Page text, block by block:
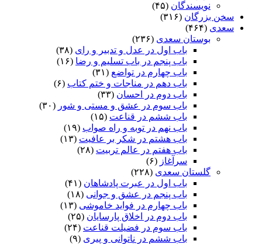
نویسندگان (۴۵)
سخن بزرگان (۳۱۶)
سعدی (۴۶۴)
بوستان سعدی (۲۳۶)
باب اول در عدل و تدبیر و رای (۳۸)
باب پنجم در باب تسلیم و رضا (۱۶)
باب چهارم در تواضع (۳۱)
باب دهم در مناجات و ختم کتاب (۶)
باب دوم در احسان (۳۳)
باب سوم در عشق و مستی و شور (۳۰)
باب ششم در قناعت (۱۵)
باب نهم در توبه و راه صواب (۱۹)
باب هشتم در شکر بر عافیت (۱۳)
باب هفتم در عالم تربیت (۲۸)
سرآغاز (۶)
گلستان سعدی (۲۲۸)
باب اول در عبرت پادشاهان (۴۱)
باب پنجم در عشق و جوانى (۱۸)
باب چهارم در فواید خاموشى (۱۳)
باب دوم در اخلاق پارسایان (۲۵)
باب سوم در فضیلت قناعت (۲۴)
باب ششم در ناتوانى و پیرى (۹)